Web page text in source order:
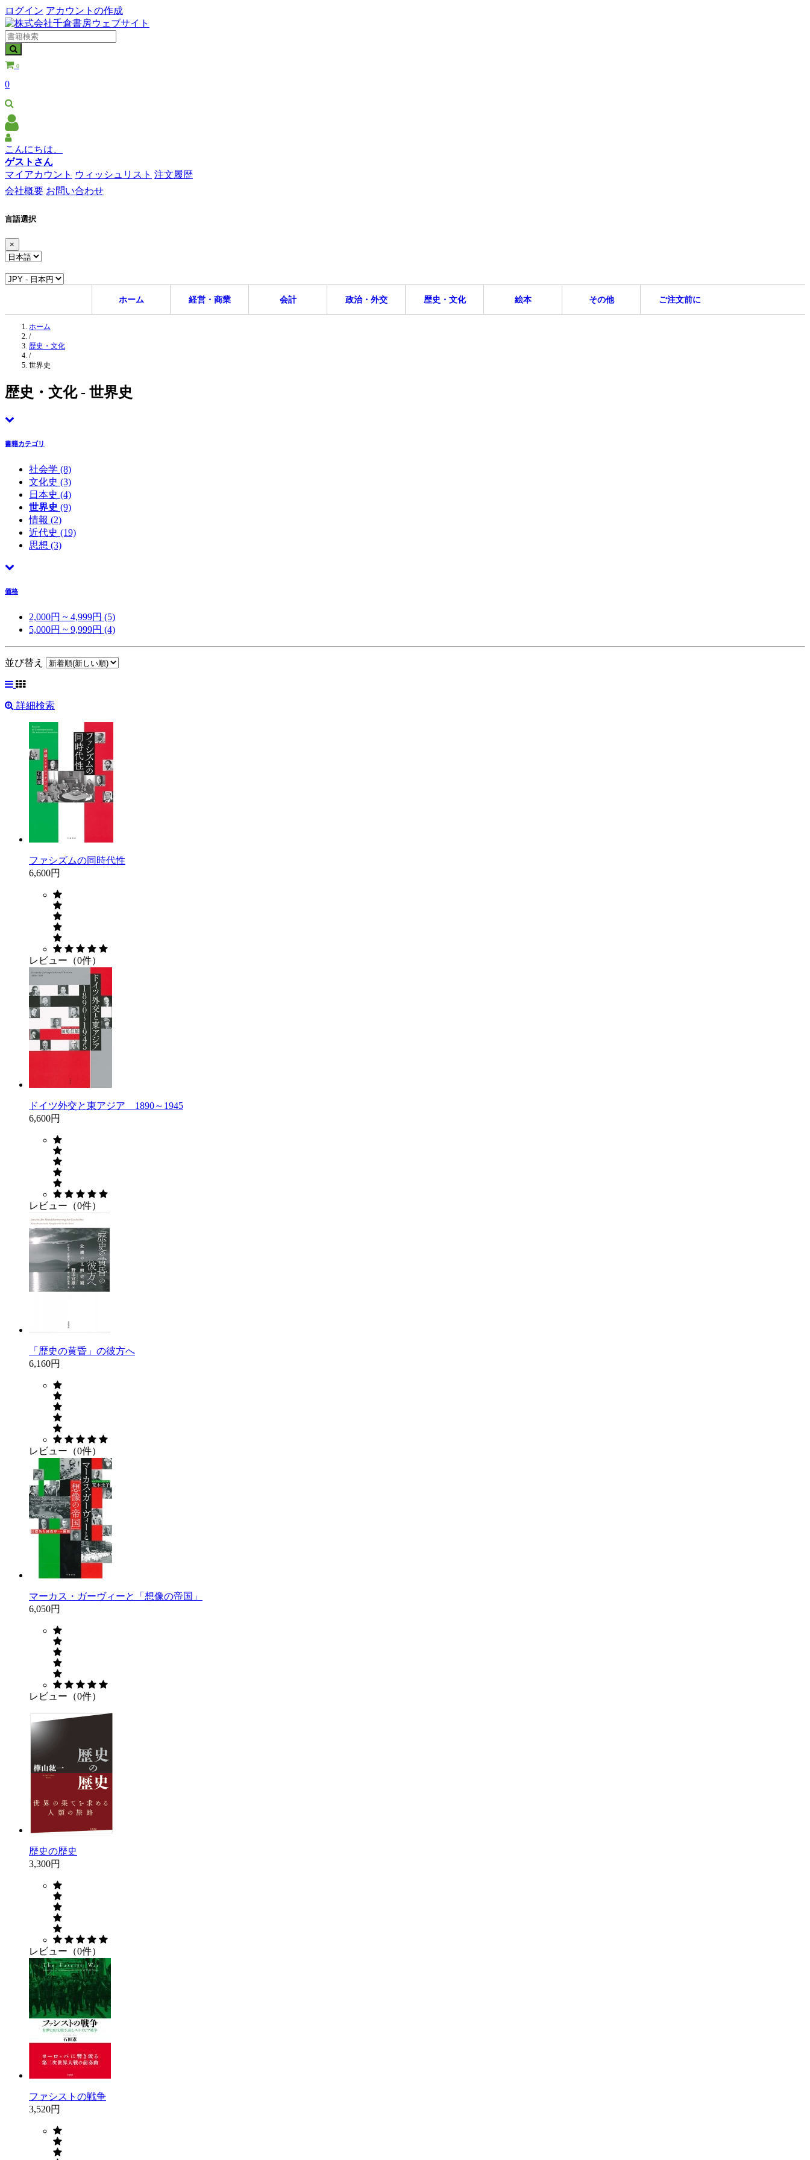
ログイン アカウントの作成
0
0
こんにちは、
ゲストさん
マイアカウント ウィッシュリスト 注文履歴
会社概要 お問い合わせ
言語選択
×
ホーム 経営・商業 会計 政治・外交 歴史・文化 絵本 その他 ご注文前に
ホーム
/
歴史・文化
/
世界史
歴史・文化 - 世界史
書籍カテゴリ
社会学 (8)
文化史 (3)
日本史 (4)
世界史 (9)
情報 (2)
近代史 (19)
思想 (3)
価格
2,000円 ~ 4,999円 (5)
5,000円 ~ 9,999円 (4)
並び替え
詳細検索
ファシズムの同時代性
6,600円
レビュー（0件）
ドイツ外交と東アジア 1890～1945
6,600円
レビュー（0件）
「歴史の黄昏」の彼方へ
6,160円
レビュー（0件）
マーカス・ガーヴィーと「想像の帝国」
6,050円
レビュー（0件）
歴史の歴史
3,300円
レビュー（0件）
ファシストの戦争
3,520円